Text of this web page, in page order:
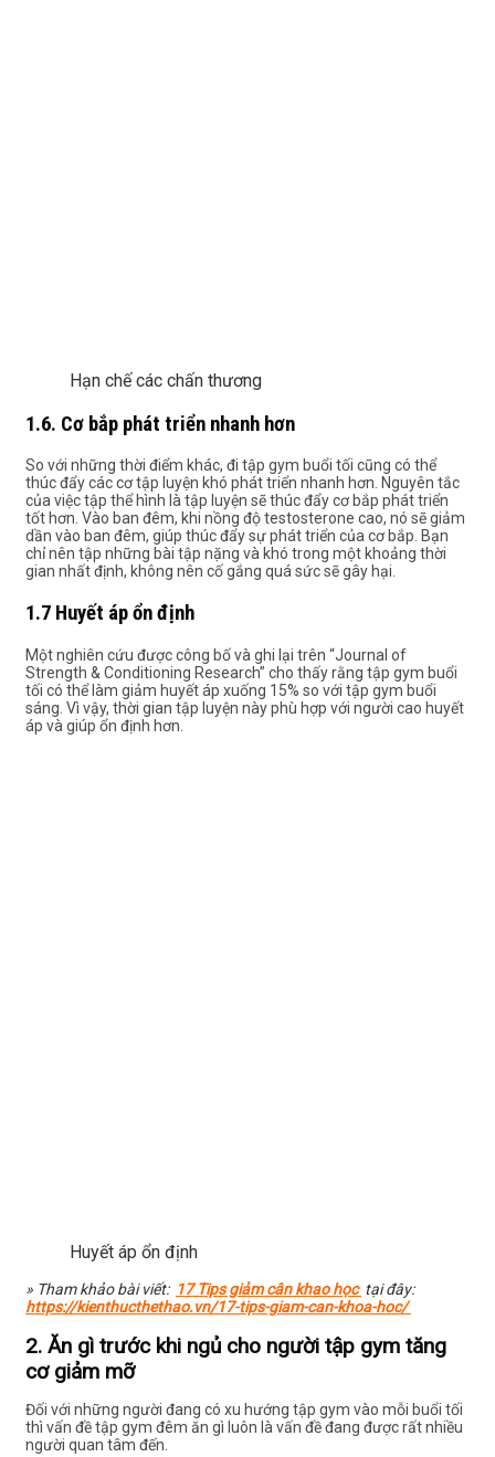
Hạn chế các chấn thương
1.6. Cơ bắp phát triển nhanh hơn
So với những thời điểm khác, đi tập gym buổi tối cũng có thể
thúc đẩy các cơ tập luyện khó phát triển nhanh hơn. Nguyên tắc
của việc tập thể hình là tập luyện sẽ thúc đẩy cơ bắp phát triển
tốt hơn. Vào ban đêm, khi nồng độ testosterone cao, nó sẽ giảm
dần vào ban đêm, giúp thúc đẩy sự phát triển của cơ bắp. Bạn
chỉ nên tập những bài tập nặng và khó trong một khoảng thời
gian nhất định, không nên cố gắng quá sức sẽ gây hại.
1.7 Huyết áp ổn định
Một nghiên cứu được công bố và ghi lại trên “Journal of
Strength & Conditioning Research” cho thấy rằng tập gym buổi
tối có thể làm giảm huyết áp xuống 15% so với tập gym buổi
sáng. Vì vậy, thời gian tập luyện này phù hợp với người cao huyết
áp và giúp ổn định hơn.
Huyết áp ổn định
» Tham khảo bài viết: 17 Tips giảm cân khao học tại đây:
https://kienthucthethao.vn/17-tips-giam-can-khoa-hoc/
2. Ăn gì trước khi ngủ cho người tập gym tăng
cơ giảm mỡ
Đối với những người đang có xu hướng tập gym vào mỗi buổi tối
thì vấn đề tập gym đêm ăn gì luôn là vấn đề đang được rất nhiều
người quan tâm đến.